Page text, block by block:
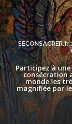
Participez à
consécration
monde les
magnifiée par